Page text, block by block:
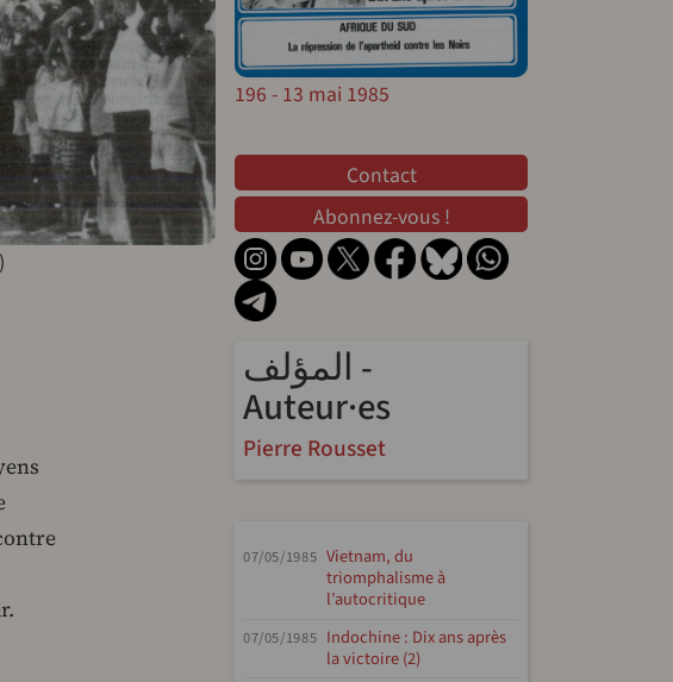
196 - 13 mai 1985
Contact
Abonnez-vous !
المؤلف -
Auteur·es
Pierre Rousset
07/05/1985 Vietnam, du
triomphalisme à
l’autocritique
07/05/1985 Indochine : Dix ans après
la victoire (2)